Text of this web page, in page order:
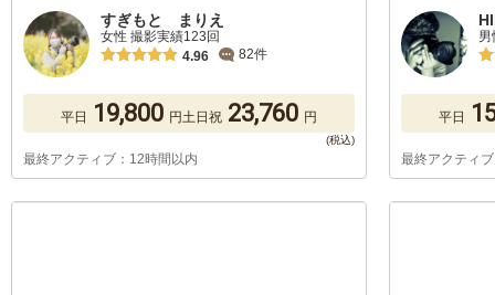
すぎもと まりえ
女性 撮影実績123回
4.96
82件
平日 19,800 円土日祝 23,760 円
最終アクティブ：12時間以内
平日
最終アクティ